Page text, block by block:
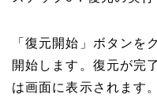
「復元開始」ボタンを
開始します。復元が完
は画面に表示されます。